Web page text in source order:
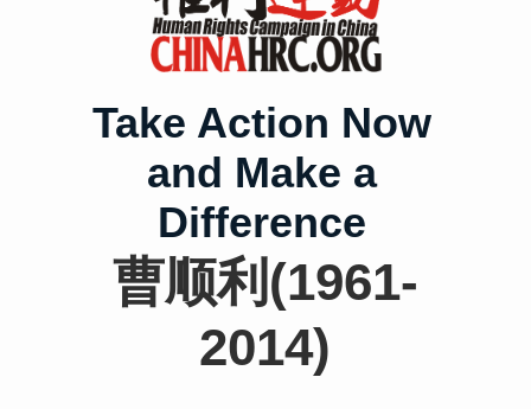
Take Action Now
and Make a
Difference
曹顺利(1961-
2014)